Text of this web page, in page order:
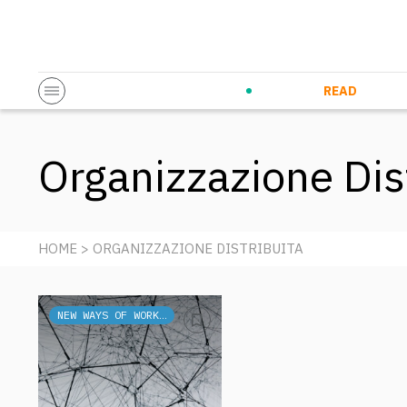
READ
Organizzazione
HOME > ORGANIZZAZIONE DISTRIBUITA
NEW WAYS OF WORKING